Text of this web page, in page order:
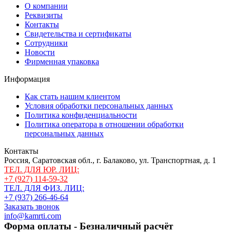
О компании
Реквизиты
Контакты
Свидетельства и сертификаты
Сотрудники
Новости
Фирменная упаковка
Информация
Как стать нашим клиентом
Условия обработки персональных данных
Политика конфиденциальности
Политика оператора в отношении обработки
персональных данных
Контакты
Россия, Саратовская обл., г. Балаково, ул. Транспортная, д. 1
ТЕЛ. ДЛЯ ЮР. ЛИЦ:
+7 (927) 114-59-32
ТЕЛ. ДЛЯ ФИЗ. ЛИЦ:
+7 (937) 266-46-64
Заказать звонок
info@kamrti.com
Форма оплаты - Безналичный расчёт